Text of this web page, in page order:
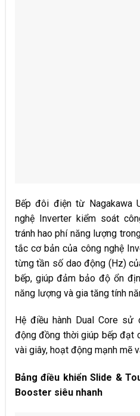
Bếp đôi điện từ Nagakawa
nghệ Inverter kiểm soát
tránh hao phí năng lượng
tắc cơ bản của công nghệ
từng tần số dao động (Hz)
bếp, giúp đảm bảo độ ổn
năng lượng và gia tăng tính
Hệ điều hành Dual Core
động đồng thời giúp bếp đạt
vài giây, hoạt động mạnh mẽ
Bảng điều khiển Slide &
Booster siêu nhanh